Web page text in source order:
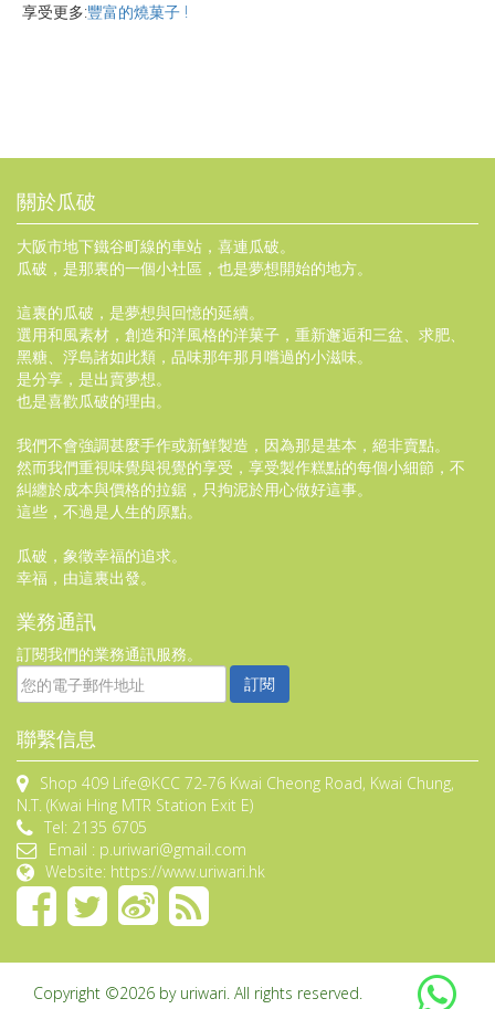
享受更多:豐富的燒菓子 !
關於瓜破
大阪市地下鐵谷町線的車站，喜連瓜破。
瓜破，是那裏的一個小社區，也是夢想開始的地方。
這裏的瓜破，是夢想與回憶的延續。
選用和風素材，創造和洋風格的洋菓子，重新邂逅和三盆、求肥、
黑糖、浮島諸如此類，品味那年那月嚐過的小滋味。
是分享，是出賣夢想。
也是喜歡瓜破的理由。
我們不會強調甚麼手作或新鮮製造，因為那是基本，絕非賣點。
然而我們重視味覺與視覺的享受，享受製作糕點的每個小細節，不
糾纏於成本與價格的拉鋸，只拘泥於用心做好這事。
這些，不過是人生的原點。
瓜破，象徵幸福的追求。
幸福，由這裏出發。
業務通訊
訂閱我們的業務通訊服務。
訂閱
聯繫信息
Shop 409 Life@KCC 72-76 Kwai Cheong Road, Kwai Chung,
N.T. (Kwai Hing MTR Station Exit E)
Tel: 2135 6705
Email : p.uriwari@gmail.com
Website: https://www.uriwari.hk
Copyright ©2026 by uriwari. All rights reserved.